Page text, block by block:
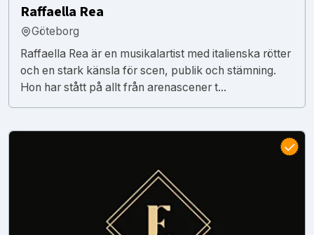
Raffaella Rea
Göteborg
Raffaella Rea är en musikalartist med italienska rötter
och en stark känsla för scen, publik och stämning.
Hon har stått på allt från arenascener t...